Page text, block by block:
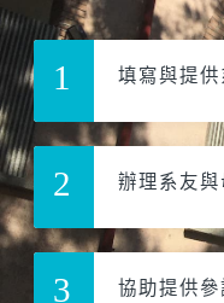
1 填寫與提供
2 辦理系友與
3 協助提供